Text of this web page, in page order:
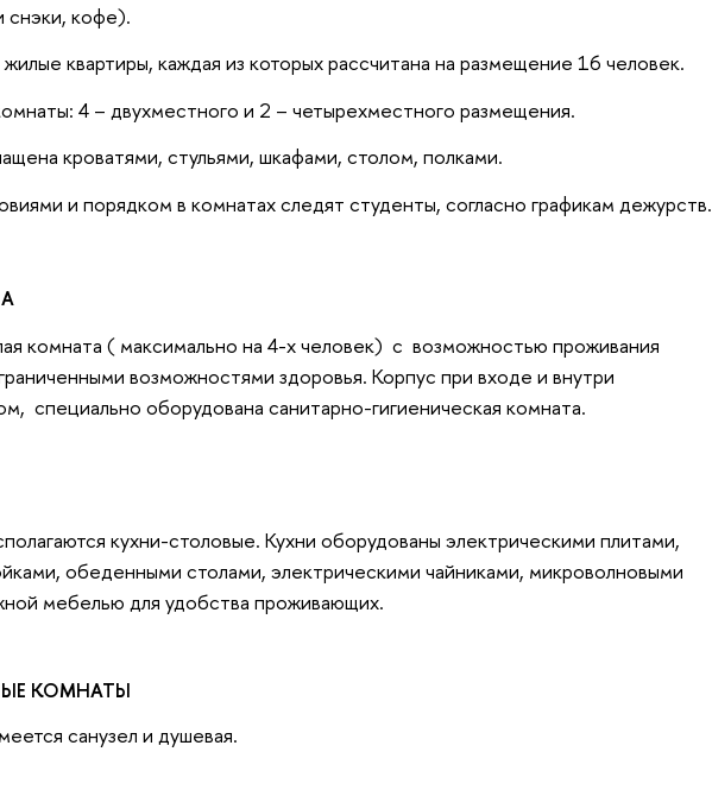
снэки, кофе).
квартиры, каждая из которых рассчитана на размещение 16 человек.
4 – двухместного и 2 – четырехместного размещения.
кроватями, стульями, шкафами, столом, полками.
и порядком в комнатах следят студенты, согласно графикам дежурств.
комната ( максимально на 4-х человек) с возможностью проживания
возможностями здоровья. Корпус при входе и внутри
специально оборудована санитарно-гигиеническая комната.
кухни-столовые. Кухни оборудованы электрическими плитами,
обеденными столами, электрическими чайниками, микроволновыми
мебелью для удобства проживающих.
КОМНАТЫ
санузел и душевая.